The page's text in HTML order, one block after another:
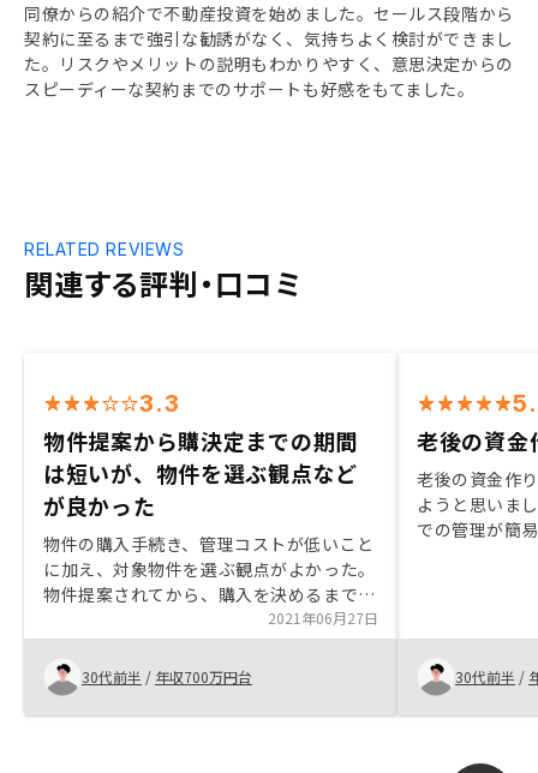
同僚からの紹介で不動産投資を始めました。セールス段階から
契約に至るまで強引な勧誘がなく、気持ちよく検討ができまし
た。リスクやメリットの説明もわかりやすく、意思決定からの
スピーディーな契約までのサポートも好感をもてました。
関連する評判・口コミ
RELATED REVIEWS
3.3
物件提案から購決定までの期間
は短いが、物件を選ぶ観点など
が良かった
物件の購入手続き、管理コストが低いこと
に加え、対象物件を選ぶ観点がよかった。
物件提案されてから、購入を決めるまでの
2021年06月27日
30代前半 / 年収700万円台
老後の資金
老後の資金作
ようと思いま
での管理が簡
30代前半 /